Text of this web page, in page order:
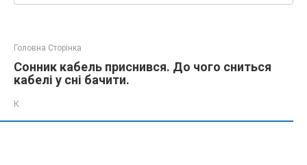
Головна Сторінка
Сонник кабель приснився. До чого сниться
кабелі у сні бачити.
К